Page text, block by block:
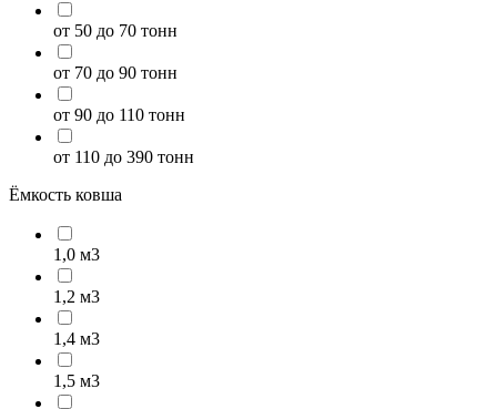
от 50 до 70 тонн
от 70 до 90 тонн
от 90 до 110 тонн
от 110 до 390 тонн
Ёмкость ковша
1,0 м3
1,2 м3
1,4 м3
1,5 м3